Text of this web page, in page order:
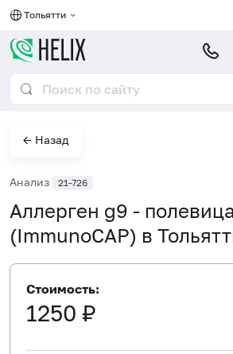
Тольятти
← Назад
Анализ 21-726
Аллерген g9 -
(ImmunoCAP) в
Стоимость:
1250 ₽